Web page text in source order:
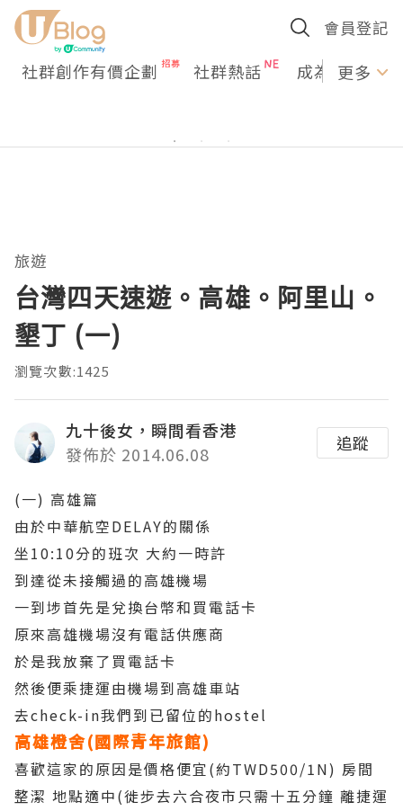
會員登記
社群創作有價企劃 社群熱話 成為U更多
旅遊
台灣四天速遊。高雄。阿里山。
墾丁 (一)
瀏覽次數:1425
九十後女，瞬間看香港
發佈於 2014.06.08
追蹤
(一) 高雄篇
由於中華航空DELAY的關係
坐10:10分的班次 大約一時許
到達從未接觸過的高雄機場
一到埗首先是兌換台幣和買電話卡
原來高雄機場沒有電話供應商
於是我放棄了買電話卡
然後便乘捷運由機場到高雄車站
去check-in我們到已留位的hostel
高雄橙舍(國際青年旅館)
喜歡這家的原因是價格便宜(約TWD500/1N) 房間
整潔 地點適中(徙步去六合夜市只需十五分鐘 離捷運